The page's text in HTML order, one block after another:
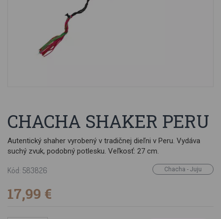
CHACHA SHAKER PERU
Autentický shaher vyrobený v tradičnej dieľni v Peru. Vydáva
suchý zvuk, podobný potlesku. Veľkosť: 27 cm.
Kód: 583826 Chacha - Juju
17,99 €